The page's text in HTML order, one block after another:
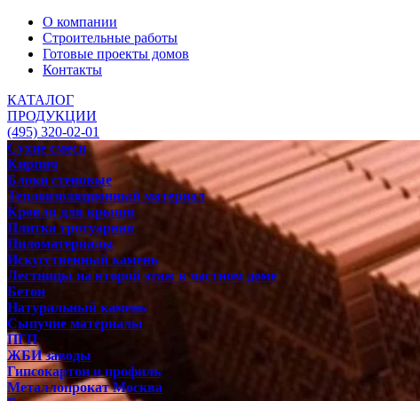
О компании
Строительные работы
Готовые проекты домов
Контакты
КАТАЛОГ
ПРОДУКЦИИ
(495) 320-02-01
Сухие смеси
Кирпич
Блоки стеновые
Теплоизоляционный материал
Кровля для крыши
Плитка тротуарная
Пиломатериалы
Искусственный камень
Лестницы на второй этаж в частном доме
Бетон
Натуральный камень
Сыпучие материалы
ПГП
ЖБИ заводы
Гипсокартон и профиль
Металлопрокат Москва